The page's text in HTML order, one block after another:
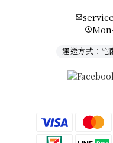
運送方式：宅